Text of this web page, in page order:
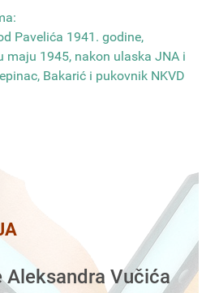
Pavelića 1941. godine,
maju 1945, nakon ulaska JNA i
Bakarić i pukovnik NKVD
Aleksandra Vučića